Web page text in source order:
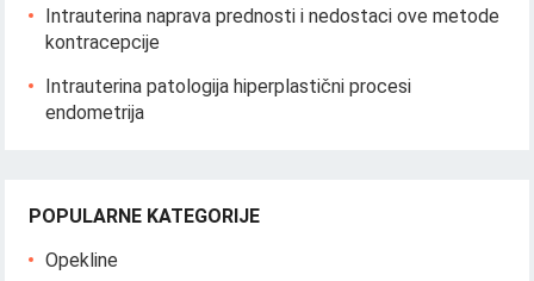
Intrauterina naprava prednosti i nedostaci ove metode
kontracepcije
Intrauterina patologija hiperplastični procesi
endometrija
POPULARNE KATEGORIJE
Opekline